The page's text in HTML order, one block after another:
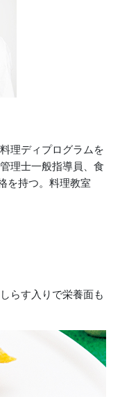
理ディプログラムを
理士一般指導員、食
を持つ。料理教室
らす入りで栄養面も